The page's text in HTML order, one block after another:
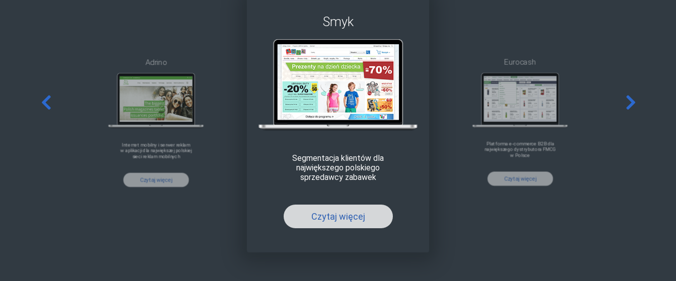
Adrino
Internet mobilny i serwer reklam
w aplikacji dla największej polskiej
sieci reklam mobilnych
Czytaj więcej
Smyk
Segmentacja klientów dla
największego polskiego
sprzedawcy zabawek
Czytaj więcej
Eurocash
Platforma e-commerce B2B dla
największego dystrybutora FMCG
w Polsce
Czytaj więcej